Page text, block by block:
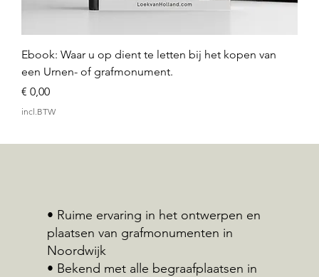
Ebook: Waar u op dient te letten bij het kopen van
een Urnen- of grafmonument.
Prijs
€ 0,00
incl.BTW
• Ruime ervaring in het ontwerpen en
plaatsen van grafmonumenten in
Noordwijk
• Bekend met alle begraafplaatsen in